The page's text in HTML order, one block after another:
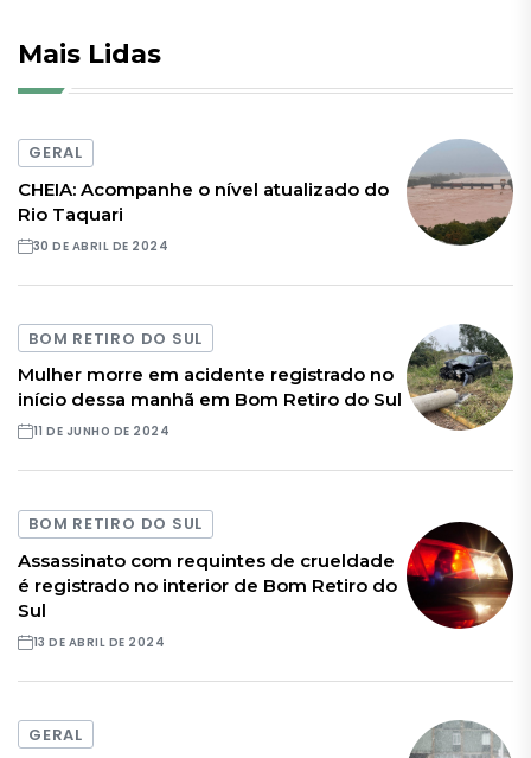
Mais Lidas
GERAL
CHEIA: Acompanhe o nível atualizado do
Rio Taquari
30 DE ABRIL DE 2024
BOM RETIRO DO SUL
Mulher morre em acidente registrado no
início dessa manhã em Bom Retiro do Sul
11 DE JUNHO DE 2024
BOM RETIRO DO SUL
Assassinato com requintes de crueldade
é registrado no interior de Bom Retiro do
Sul
13 DE ABRIL DE 2024
GERAL